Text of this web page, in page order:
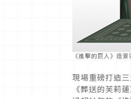
《進擊的巨人》造景
現場重磅打造
《葬送的芙莉